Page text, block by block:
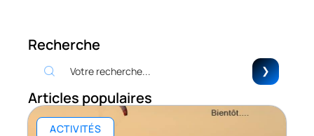
Recherche
Articles populaires
ACTIVITÉS